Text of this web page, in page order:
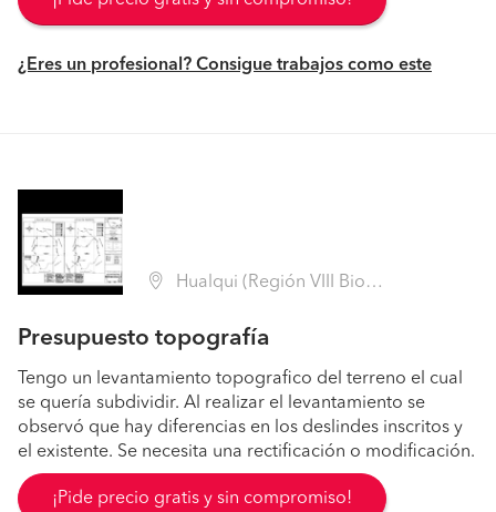
¿Eres un profesional? Consigue trabajos como este
Hualqui (Región VIII Biobío - Concepción)
Presupuesto topografía
Tengo un levantamiento topografico del terreno el cual
se quería subdividir. Al realizar el levantamiento se
observó que hay diferencias en los deslindes inscritos y
el existente. Se necesita una rectificación o modificación.
¡Pide precio gratis y sin compromiso!